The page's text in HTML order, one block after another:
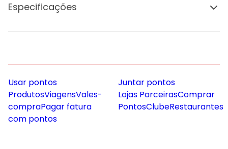
Especificações
Usar pontos
ProdutosViagensVales-
compraPagar fatura
com pontos
Juntar pontos
Lojas ParceirasComprar
PontosClubeRestaurantes